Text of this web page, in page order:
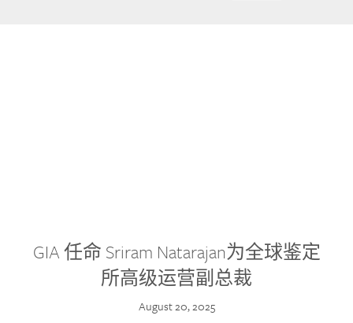
GIA 任命 Sriram Natarajan为全球鉴定
所高级运营副总裁
August 20, 2025